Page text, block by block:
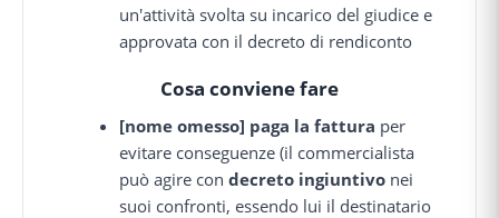
un'attività svolta su incarico del giudice e
approvata con il decreto di rendiconto
Cosa conviene fare
[nome omesso] paga la fattura per
evitare conseguenze (il commercialista
può agire condecreto ingiuntivo nei
suoi confronti, essendo lui il destinatario